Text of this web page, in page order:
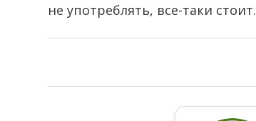
не употреблять, все-таки стоит.